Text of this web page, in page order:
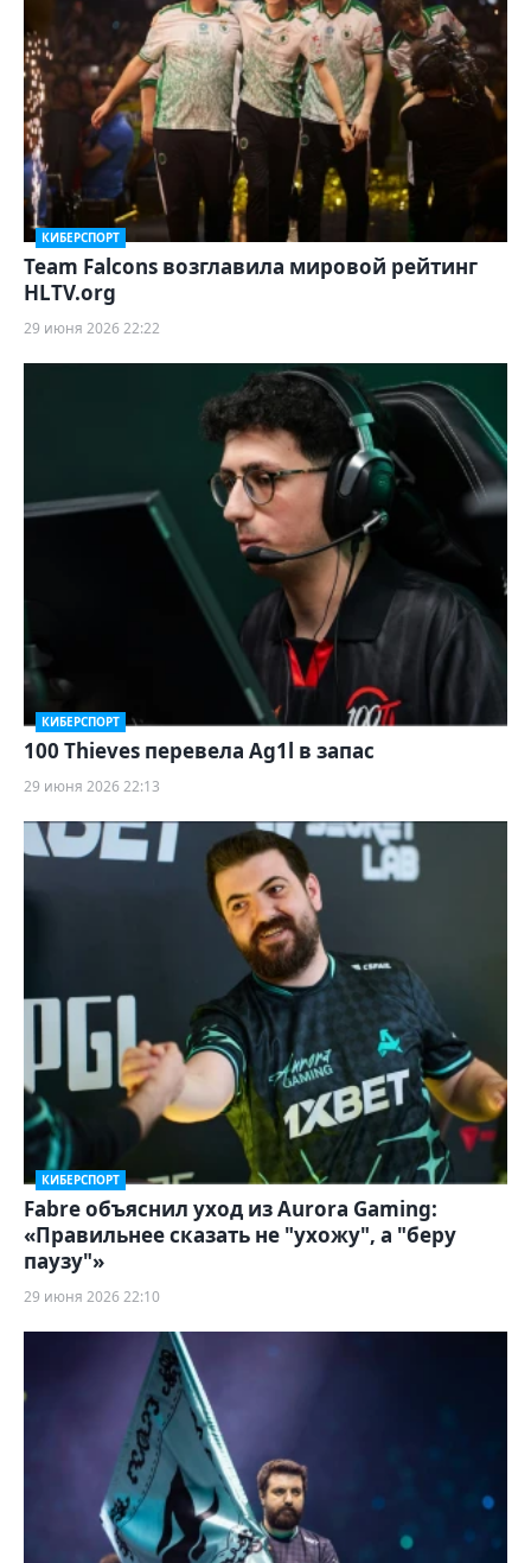
КИБЕРСПОРТ
Team Falcons возглавила мировой рейтинг
HLTV.org
29 июня 2026 22:22
КИБЕРСПОРТ
100 Thieves перевела Ag1l в запас
29 июня 2026 22:13
КИБЕРСПОРТ
Fabre объяснил уход из Aurora Gaming:
«Правильнее сказать не "ухожу", а "беру
паузу"»
29 июня 2026 22:10